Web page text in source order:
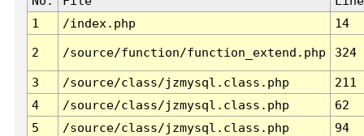
1
/index.php 14
2 /source/function/function_extend.php 324
3 /source/class/jzmysql.class.php
211
4
/source/class/jzmysql.class.php
62
5
/source/class/jzmysql.class.php
94